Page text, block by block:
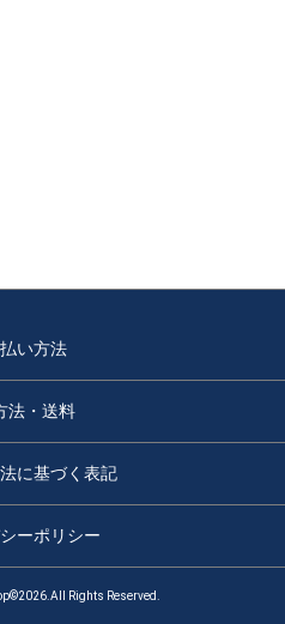
い方法
法・送料
に基づく表記
ーポリシー
Rights Reserved.